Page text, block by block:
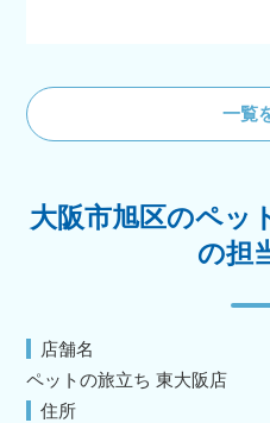
一覧
大阪市旭区のペッ
の担
店舗名
ペットの旅立ち 東大阪店
住所